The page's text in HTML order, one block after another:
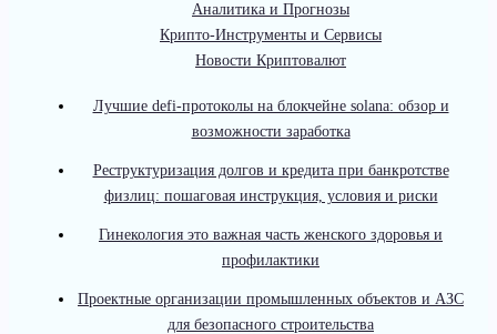
Аналитика и Прогнозы
Крипто-Инструменты и Сервисы
Новости Криптовалют
Лучшие defi-протоколы на блокчейне solana: обзор и
возможности заработка
Реструктуризация долгов и кредита при банкротстве
физлиц: пошаговая инструкция, условия и риски
Гинекология это важная часть женского здоровья и
профилактики
Проектные организации промышленных объектов и АЗС
для безопасного строительства